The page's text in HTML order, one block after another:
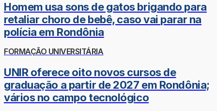
Homem usa sons de gatos brigando para
retaliar choro de bebê, caso vai parar na
polícia em Rondônia
FORMAÇÃO UNIVERSITÁRIA
UNIR oferece oito novos cursos de
graduação a partir de 2027 em Rondônia;
vários no campo tecnológico